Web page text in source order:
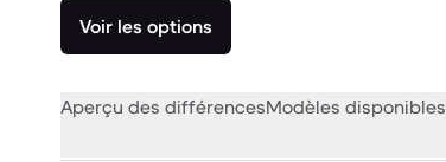
Voir les options
Aperçu des différencesModèles disponibles